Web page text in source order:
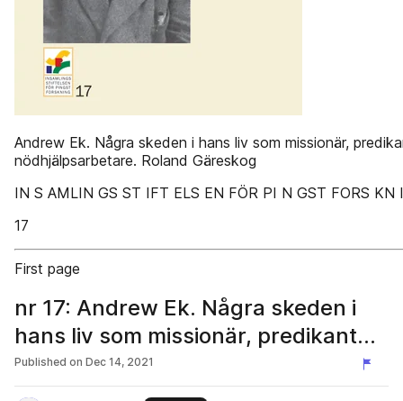
Andrew Ek. Några skeden i hans liv som missionär,
nödhjälpsarbetare. Roland Gäreskog
IN S AMLIN GS ST IFT ELS EN FÖR PI N GST FORS KN
17
First page
nr 17: Andrew Ek. Några skeden i
hans liv som missionär, predikant
och nödhjälpsarbetare.
Published on Dec 14, 2021